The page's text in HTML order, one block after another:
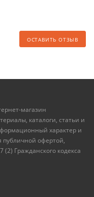
ОСТАВИТЬ ОТЗЫВ
магазин
каталоги, статьи и
характер и
публичной офертой,
Гражданского кодекса